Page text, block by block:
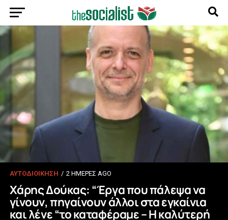
ΑΥΤΟΔΙΟΙΚΗΣΗ 2 ΗΜΈΡΕΣ AGO
Χάρης Δούκας: “Έργα που πάλεψα να
γίνουν, πηγαίνουν άλλοι στα εγκαίνια
και λένε “το καταφέραμε – Η καλύτερή